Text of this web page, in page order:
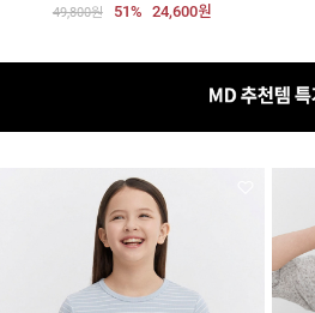
49,800원 51% 24,600원